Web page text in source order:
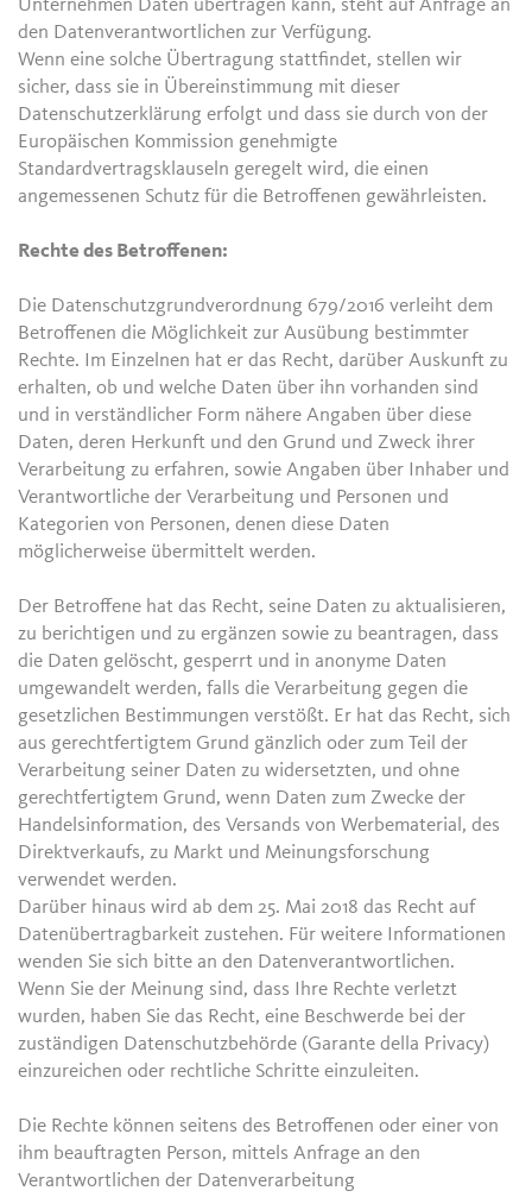
Unternehmen Daten übertragen kann, steht auf Anfrage an
den Datenverantwortlichen zur Verfügung.
Wenn eine solche Übertragung stattfindet, stellen wir
sicher, dass sie in Übereinstimmung mit dieser
Datenschutzerklärung erfolgt und dass sie durch von der
Europäischen Kommission genehmigte
Standardvertragsklauseln geregelt wird, die einen
angemessenen Schutz für die Betroffenen gewährleisten.
Rechte des Betroffenen:
Die Datenschutzgrundverordnung 679/2016 verleiht dem
Betroffenen die Möglichkeit zur Ausübung bestimmter
Rechte. Im Einzelnen hat er das Recht, darüber Auskunft zu
erhalten, ob und welche Daten über ihn vorhanden sind
und in verständlicher Form nähere Angaben über diese
Daten, deren Herkunft und den Grund und Zweck ihrer
Verarbeitung zu erfahren, sowie Angaben über Inhaber und
Verantwortliche der Verarbeitung und Personen und
Kategorien von Personen, denen diese Daten
möglicherweise übermittelt werden.
Der Betroffene hat das Recht, seine Daten zu aktualisieren,
zu berichtigen und zu ergänzen sowie zu beantragen, dass
die Daten gelöscht, gesperrt und in anonyme Daten
umgewandelt werden, falls die Verarbeitung gegen die
gesetzlichen Bestimmungen verstößt. Er hat das Recht, sich
aus gerechtfertigtem Grund gänzlich oder zum Teil der
Verarbeitung seiner Daten zu widersetzten, und ohne
gerechtfertigtem Grund, wenn Daten zum Zwecke der
Handelsinformation, des Versands von Werbematerial, des
Direktverkaufs, zu Markt und Meinungsforschung
verwendet werden.
Darüber hinaus wird ab dem 25. Mai 2018 das Recht auf
Datenübertragbarkeit zustehen. Für weitere Informationen
wenden Sie sich bitte an den Datenverantwortlichen.
Wenn Sie der Meinung sind, dass Ihre Rechte verletzt
wurden, haben Sie das Recht, eine Beschwerde bei der
zuständigen Datenschutzbehörde (Garante della Privacy)
einzureichen oder rechtliche Schritte einzuleiten.
Die Rechte können seitens des Betroffenen oder einer von
ihm beauftragten Person, mittels Anfrage an den
Verantwortlichen der Datenverarbeitung